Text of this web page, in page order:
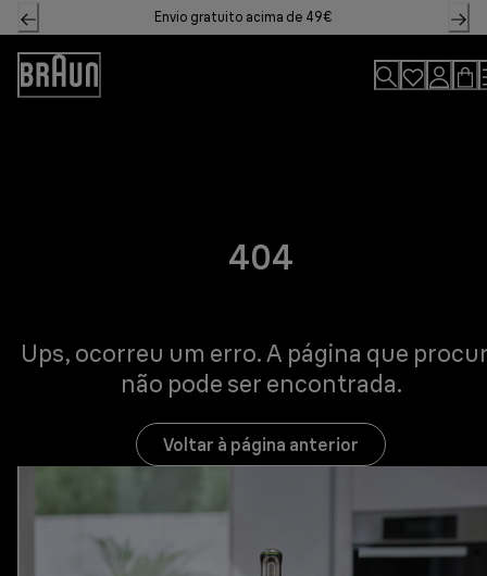
Skip
to
Content
Envio gratuito acima de 49€
Declaração
404
Ups, ocorreu um erro. A página que
não pode ser encontrada.
Voltar à página anterior